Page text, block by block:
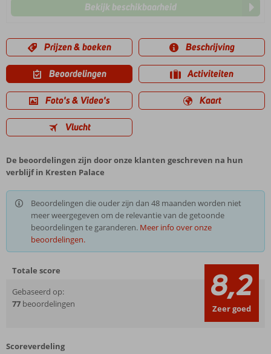
Bekijk beschikbaarheid
Prijzen & boeken Beschrijving
Beoordelingen Activiteiten
Foto's & Video's Kaart
Vlucht
De beoordelingen zijn door onze klanten geschreven na hun
verblijf in Kresten Palace
Beoordelingen die ouder zijn dan 48 maanden worden niet
meer weergegeven om de relevantie van de getoonde
beoordelingen te garanderen. Meer info over onze
beoordelingen.
Totale score
Gebaseerd op:
77 beoordelingen 8,2
Zeer goed
Scoreverdeling